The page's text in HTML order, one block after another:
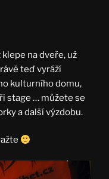
klepe na dveře, už
teď vyráží
kulturního domu,
stage … můžete se
a další výzdobu.